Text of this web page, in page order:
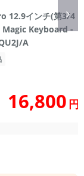
12.9インチ(第3/4
Magic Keyboard -
A
16,800円